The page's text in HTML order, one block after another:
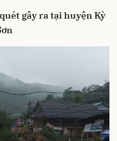
gây ra tại huyện Kỳ